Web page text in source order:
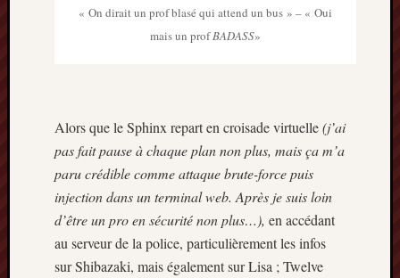
« On dirait un prof blasé qui attend un bus » – « Oui
mais un profBADASS»
Alors que le Sphinx repart en croisade virtuelle(j’ai
pas fait pause à chaque plan non plus, mais ça m’a
paru crédible comme attaque brute-force puis
injection dans un terminal web. Après je suis loin
d’être un pro en sécurité non plus…), en accédant
au serveur de la police, particulièrement les infos
sur Shibazaki, mais également sur Lisa ; Twelve